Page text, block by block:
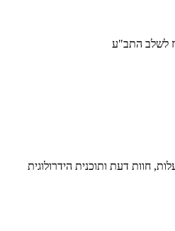
לשלב התב"ע
חוות דעת ותוכנית הידרולוגית